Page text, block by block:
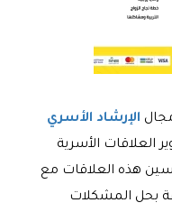
الإرشاد الأسري
العلاقات الأسرية
هذه العلاقات مع
بحل المشكلات